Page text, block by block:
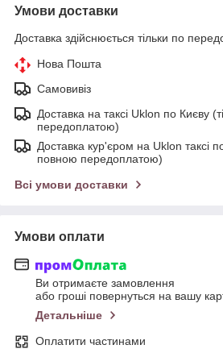
Умови доставки
Доставка здійснюється тільки по
Нова Пошта
Самовивіз
Доставка на таксі Uklon по Києву
передоплатою)
Доставка кур'єром на Uklon таксі
повною передоплатою)
Всі умови доставки
Умови оплати
Ви отримаєте замовлення
або гроші повернуться на вашу
Детальніше
Оплатити частинами